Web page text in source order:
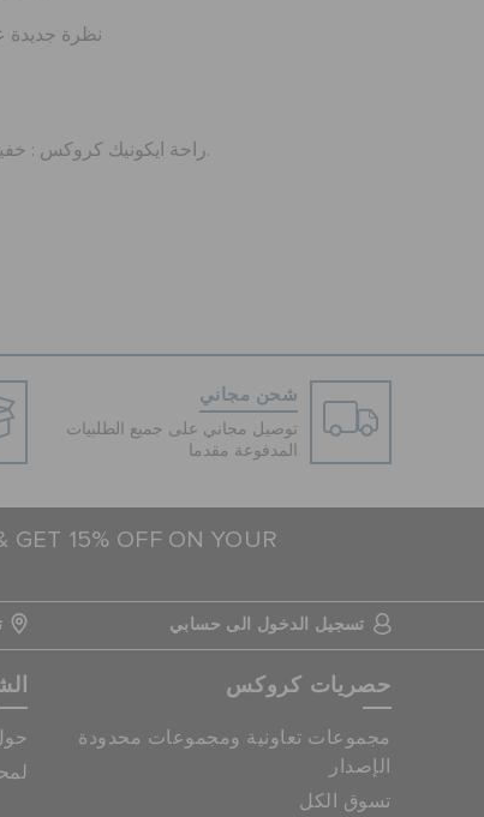
نظرة جديدة
راحة ايكونيك كروكس : خفيف الوزن. مرن. راحة 360 درجة.
شحن مجاني
توصيل مجاني على جميع الطلبيات
المدفوعة مقدما
GET 15% OFF ON YOUR
تسجيل الدخول الى حسابي
حصريات كروكس
مجموعات تعاونية ومجموعات محدودة
الإصدار
تسوق الكل